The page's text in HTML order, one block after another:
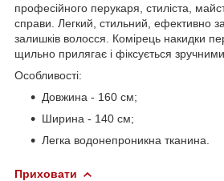
професійного перукаря, стиліста,
справи. Легкий, стильний, ефективно
залишків волосся. Комірець накидки
щильно прилягає і фіксується
Особливості:
Довжина - 160 см;
Ширина - 140 см;
Легка водонепроникна тканина.
Приховати